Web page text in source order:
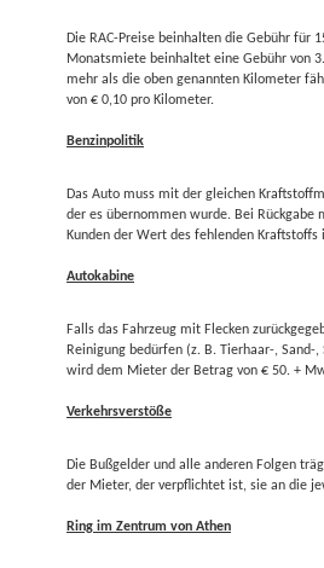
Die RAC-Preise beinhalten die Gebühr für
Monatsmiete beinhaltet eine Gebühr von
mehr als die oben genannten Kilometer
von € 0,10 pro Kilometer.
Benzinpolitik
Das Auto muss mit der gleichen
der es übernommen wurde. Bei
Kunden der Wert des fehlenden Kraftstoffs
Autokabine
Falls das Fahrzeug mit Flecken
Reinigung bedürfen (z. B. Tierhaar-, Sand-
wird dem Mieter der Betrag von € 50. +
Verkehrsverstöße
Die Bußgelder und alle anderen Folgen
der Mieter, der verpflichtet ist, sie an die
Ring im Zentrum von Athen